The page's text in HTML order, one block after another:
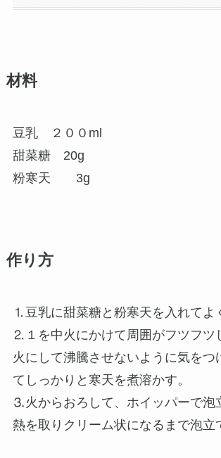
材料
豆乳 ２００ml
甜菜糖 20g
粉寒天 3g
作り方
⒈豆乳に甜菜糖と粉寒天を入れてよ
⒉１を中火にかけて周囲がフツフツ
火にして沸騰させないように気をつ
てしっかりと寒天を煮溶かす。
⒊火からおろして、ホイッパーで泡
熱を取りクリーム状になるまで泡立